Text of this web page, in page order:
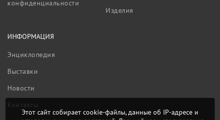
конфиденциальности
Изделия
ИНФОРМАЦИЯ
Энциклопедия
Выставки
Новости
Контакты
Этот сайт собирает cookie-файлы, данные об IP-адресе и